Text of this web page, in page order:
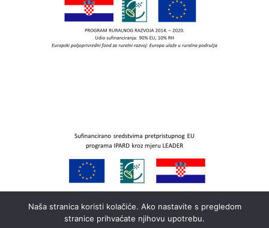
Naša stranica koristi kolačiće. Ako nastavite s pregledom
stranice prihvaćate njihovu upotrebu.